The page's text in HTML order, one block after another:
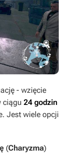
- wzięcie
ciągu 24 godzin
Jest wiele opcji
(Charyzma)